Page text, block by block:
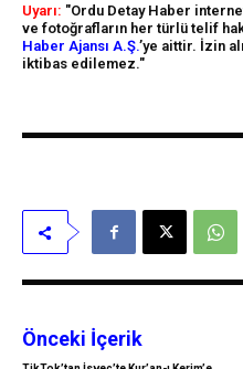
Uyarı: "Ordu Detay Haber
ve fotoğrafların her türlü telif
Haber Ajansı A.Ş.’ye aittir. İzin
iktibas edilemez."
Önceki İçerik